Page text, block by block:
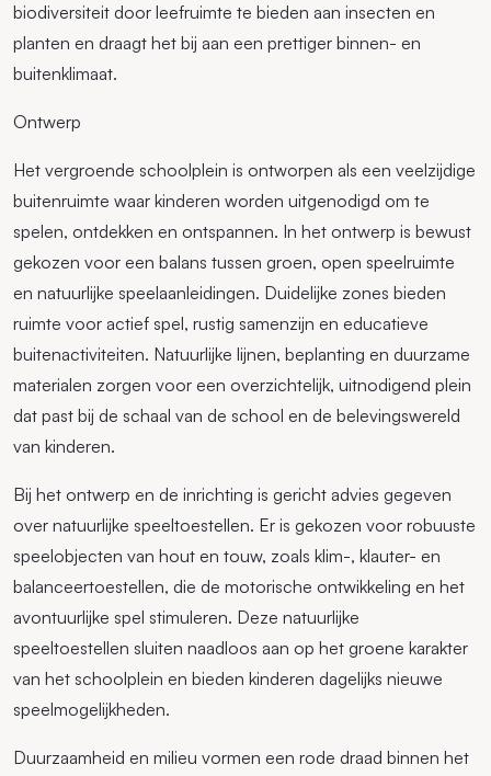
biodiversiteit door leefruimte te bieden aan insecten en
planten en draagt het bij aan een prettiger binnen- en
buitenklimaat.
Ontwerp
Het vergroende schoolplein is ontworpen als een veelzijdige
buitenruimte waar kinderen worden uitgenodigd om te
spelen, ontdekken en ontspannen. In het ontwerp is bewust
gekozen voor een balans tussen groen, open speelruimte
en natuurlijke speelaanleidingen. Duidelijke zones bieden
ruimte voor actief spel, rustig samenzijn en educatieve
buitenactiviteiten. Natuurlijke lijnen, beplanting en duurzame
materialen zorgen voor een overzichtelijk, uitnodigend plein
dat past bij de schaal van de school en de belevingswereld
van kinderen.
Bij het ontwerp en de inrichting is gericht advies gegeven
over natuurlijke speeltoestellen. Er is gekozen voor robuuste
speelobjecten van hout en touw, zoals klim-, klauter- en
balanceertoestellen, die de motorische ontwikkeling en het
avontuurlijke spel stimuleren. Deze natuurlijke
speeltoestellen sluiten naadloos aan op het groene karakter
van het schoolplein en bieden kinderen dagelijks nieuwe
speelmogelijkheden.
Duurzaamheid en milieu vormen een rode draad binnen het